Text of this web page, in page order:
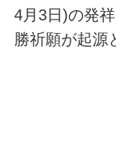
4月3日)の発
勝祈願が起源